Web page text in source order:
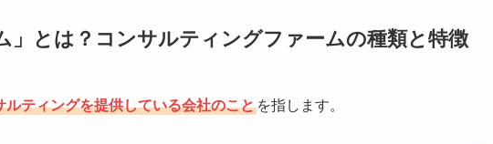
」とは？コンサルティングファームの種類と特徴
ルティングを提供している会社のこと を指します。